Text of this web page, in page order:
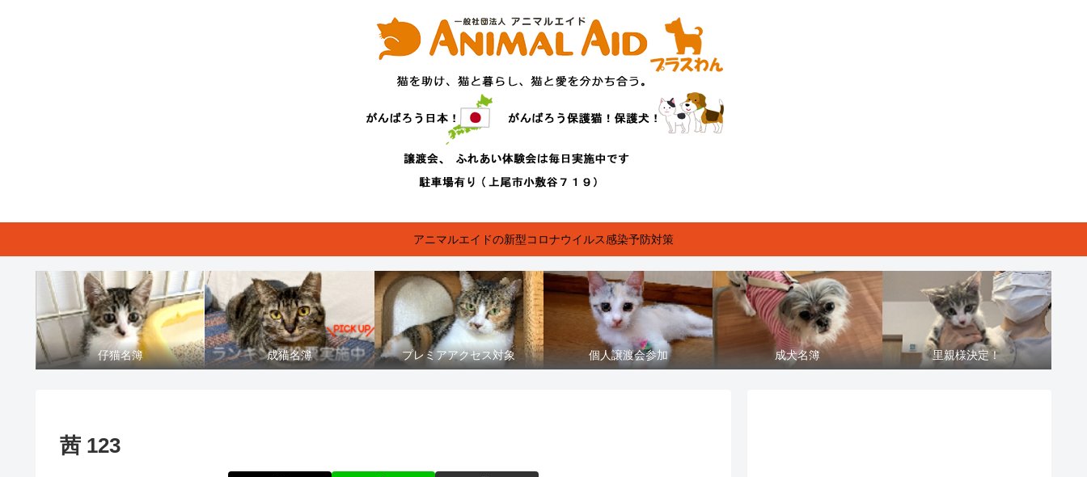
アニマルエイドの新型コロナウイルス感染予防対策
仔猫名簿 成猫名簿 プレミアアクセス対象 個人譲渡会参加 成犬名簿 里親様決定！
茜 123